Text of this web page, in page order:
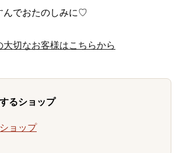
んでおたのしみに♡
大切なお客様はこちらから
るショップ
ョップ